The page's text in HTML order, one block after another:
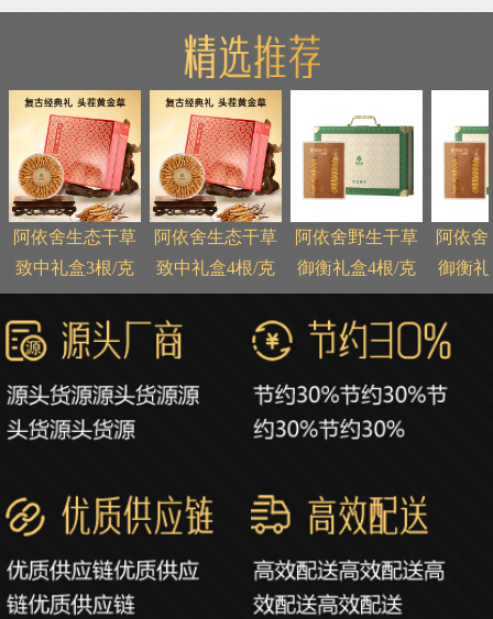
阿依舍生态干草
致中礼盒3根/克
阿依舍生态干草
致中礼盒4根/克
阿依舍野生干草
御衡礼盒4根/克
阿依
御衡